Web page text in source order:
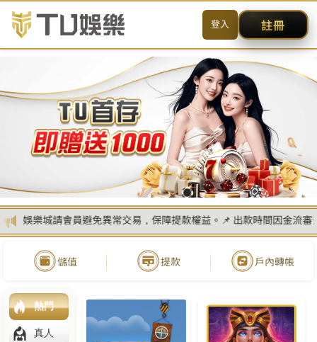
KU百家樂
首頁
最新消息
熱門遊戲
遊戲攻略
優惠活動
體驗金888免費送